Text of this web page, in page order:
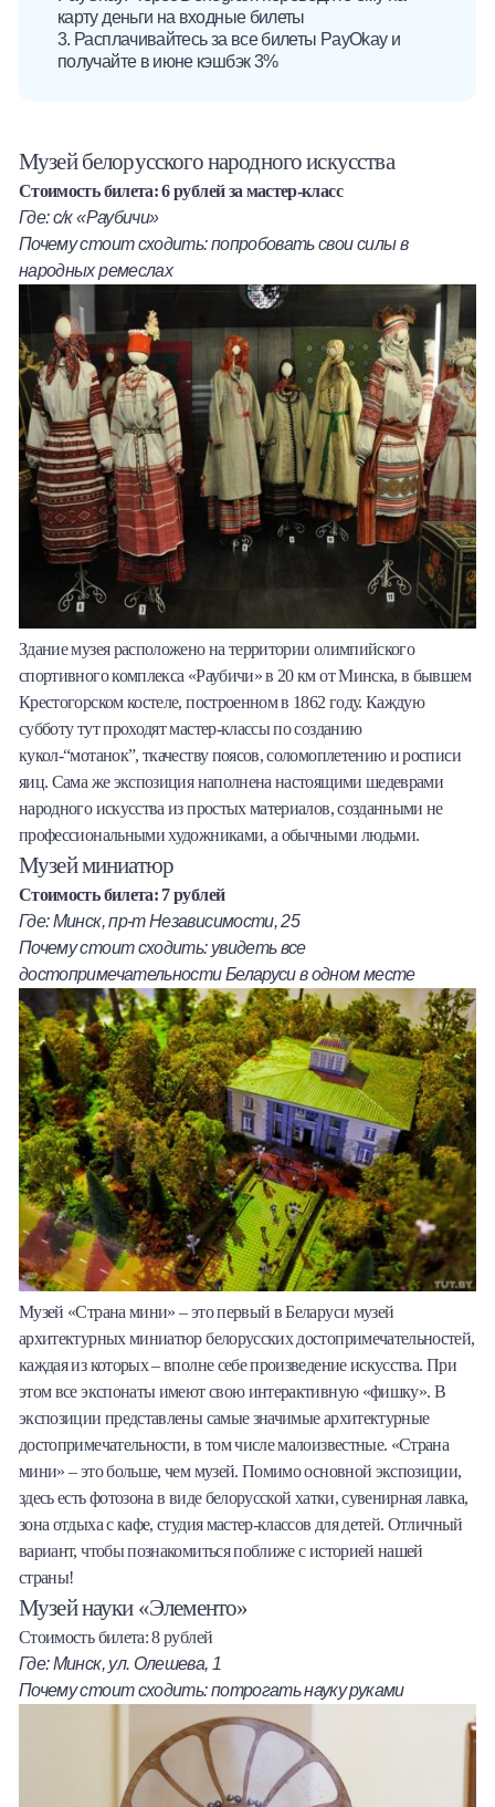
карту деньги на входные билеты
3. Расплачивайтесь за все билеты PayOkay и
получайте в июне кэшбэк 3%
Музей белорусского народного искусства
Стоимость билета: 6 рублей за мастер-класс
Где: с/к «Раубичи»
Почему стоит сходить: попробовать свои силы в
народных ремеслах
Здание музея расположено на территории олимпийского
спортивного комплекса «Раубичи» в 20 км от Минска, в бывшем
Крестогорском костеле, построенном в 1862 году. Каждую
субботу тут проходят мастер-классы по созданию
кукол-“мотанок”, ткачеству поясов, соломоплетению и росписи
яиц. Сама же экспозиция наполнена настоящими шедеврами
народного искусства из простых материалов, созданными не
профессиональными художниками, а обычными людьми.
Музей миниатюр
Стоимость билета: 7 рублей
Где: Минск, пр-т Независимости, 25
Почему стоит сходить: увидеть все
достопримечательности Беларуси в одном месте
Музей «Страна мини» – это первый в Беларуси музей
архитектурных миниатюр белорусских достопримечательностей,
каждая из которых – вполне себе произведение искусства. При
этом все экспонаты имеют свою интерактивную «фишку». В
экспозиции представлены самые значимые архитектурные
достопримечательности, в том числе малоизвестные. «Страна
мини» – это больше, чем музей. Помимо основной экспозиции,
здесь есть фотозона в виде белорусской хатки, сувенирная лавка,
зона отдыха с кафе, студия мастер-классов для детей. Отличный
вариант, чтобы познакомиться поближе с историей нашей
страны!
Музей науки «Элементо»
Стоимость билета: 8 рублей
Где: Минск, ул. Олешева, 1
Почему стоит сходить: потрогать науку руками